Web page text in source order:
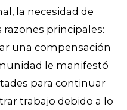
la necesidad de
principales:
una compensación
le manifestó
para continuar
trabajo debido a lo